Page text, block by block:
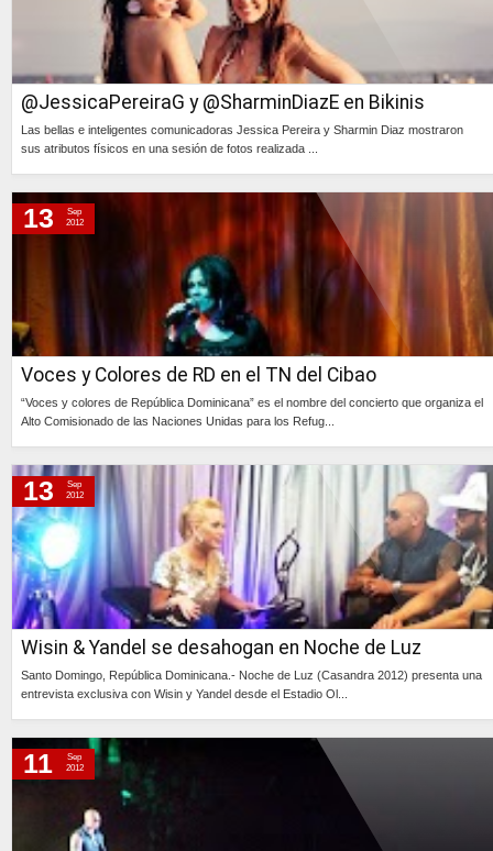
@JessicaPereiraG y @SharminDiazE en Bikinis
Las bellas e inteligentes comunicadoras Jessica Pereira y Sharmin Diaz mostraron
sus atributos físicos en una sesión de fotos realizada ...
Voces y Colores de RD en el TN del Cibao
“Voces y colores de República Dominicana” es el nombre del concierto que organiza el
Alto Comisionado de las Naciones Unidas para los Refug...
13
Sep
2012
Wisin & Yandel se desahogan en Noche de Luz
Santo Domingo, República Dominicana.- Noche de Luz (Casandra 2012) presenta una
entrevista exclusiva con Wisin y Yandel desde el Estadio Ol...
13
Sep
2012
11
Sep
2012